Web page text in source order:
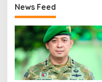
News Feed